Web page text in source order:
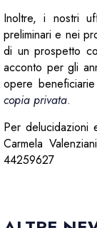
Inoltre, i nostri
preliminari e nei
di un prospetto
acconto per gli
opere
copia privata.
Per delucidazioni
Carmela
44259627